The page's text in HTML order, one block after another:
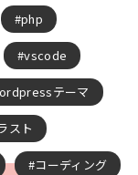
php
vscode
テーマ
スト
コーディング